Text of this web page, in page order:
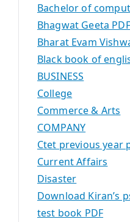
Bachelor of
Bhagwat Geeta
Bharat Evam
Black book of
BUSINESS
College
Commerce & Arts
COMPANY
Ctet previous year
Current Affairs
Disaster
Download Kiran’s
test book PDF